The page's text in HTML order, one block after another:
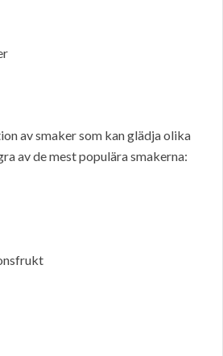
av smaker som kan glädja olika
av de mest populära smakerna: